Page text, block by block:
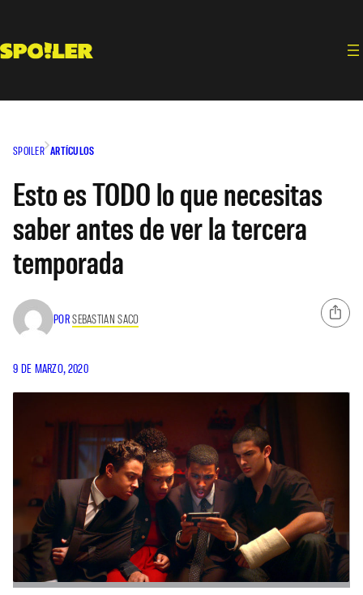
contenido
SPOILER ARTÍCULOS
Esto es TODO lo que necesitas
saber antes de ver la tercera
temporada
PORSEBASTIAN SACO
9 DE MARZO, 2020